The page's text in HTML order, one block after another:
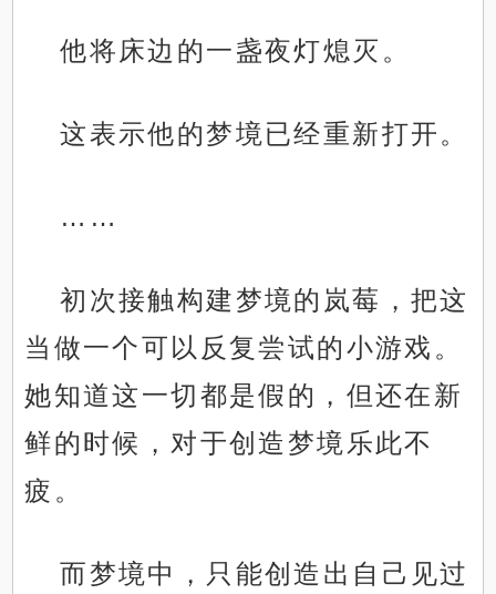
他将床边的一盏夜灯熄灭。
这表示他的梦境已经重新打开。
……
初次接触构建梦境的岚莓，把这
当做一个可以反复尝试的小游戏。
她知道这一切都是假的，但还在新
鲜的时候，对于创造梦境乐此不
疲。
而梦境中，只能创造出自己见过